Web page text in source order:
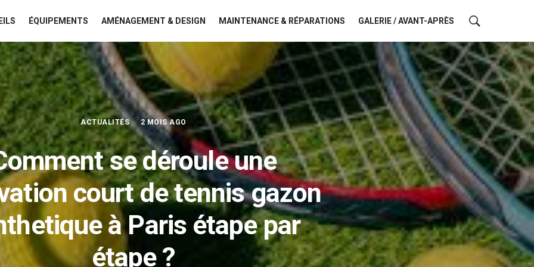
ÉQUIPEMENTS AMÉNAGEMENT & DESIGN MAINTENANCE & RÉPARATIONS GALERIE / AVANT-APRÈS
ACTUALITÉS 2 MOIS AGO
se déroule une
court de tennis gazon
à Paris étape par
étape ?